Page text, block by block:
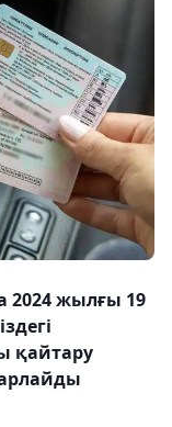
2024 жылғы 19
қайтару